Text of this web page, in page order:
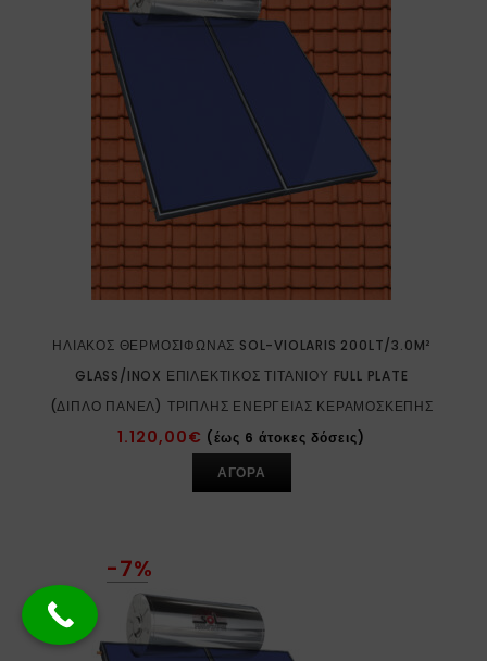
ΗΛΙΑΚΌΣ ΘΕΡΜΟΣΊΦΩΝΑΣ SOL-VIOLARIS 200LT/3.0M²
GLASS/INOX ΕΠΙΛΕΚΤΙΚΌΣ ΤΙΤΑΝΊΟΥ FULL PLATE
(ΔΙΠΛΌ ΠΆΝΕΛ) ΤΡΙΠΛΉΣ ΕΝΈΡΓΕΙΑΣ ΚΕΡΑΜΟΣΚΕΠΉΣ
1.120,00€ (έως 6 άτοκες δόσεις)
ΑΓΟΡΑ
-7%